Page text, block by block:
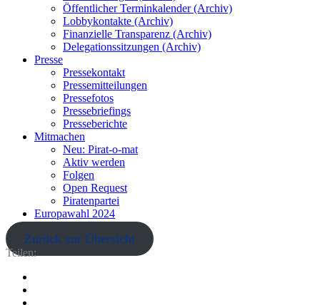
Öffentlicher Terminkalender (Archiv)
Lobbykontakte (Archiv)
Finanzielle Transparenz (Archiv)
Delegationssitzungen (Archiv)
Presse
Pressekontakt
Pressemitteilungen
Pressefotos
Pressebriefings
Presseberichte
Mitmachen
Neu: Pirat-o-mat
Aktiv werden
Folgen
Open Request
Piratenpartei
Europawahl 2024
Zurück zur Übersicht
Teilen: